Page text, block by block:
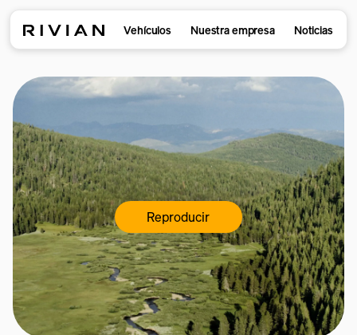
Vehículos Nuestra empresa Noticias
Reproducir